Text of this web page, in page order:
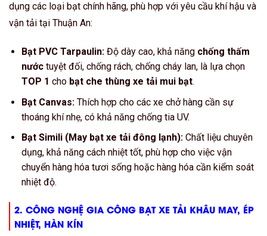
dụng các loại bạt chính hãng, phù hợp với yêu cầu khí hậu và
vận tải tại Thuận An:
Bạt PVC Tarpaulin:Độ dày cao, khả năng chống thấm
nướctuyệt đối, chống rách, chống cháy lan, là lựa chọn
TOP 1 cho bạt che thùng xe tải mui bạt.
Bạt Canvas:Thích hợp cho các xe chở hàng cần sự
thoáng khí nhẹ, có khả năng chống tia UV.
Bạt Simili (May bạt xe tải đông lạnh):Chất liệu chuyên
dụng, khả năng cách nhiệt tốt, phù hợp cho việc vận
chuyển hàng hóa tươi sống hoặc hàng hóa cần kiểm soát
nhiệt độ.
2. CÔNG NGHỆ GIA CÔNG BẠT XE TẢI KHÂU MAY, ÉP
NHIỆT, HÀN KÍN